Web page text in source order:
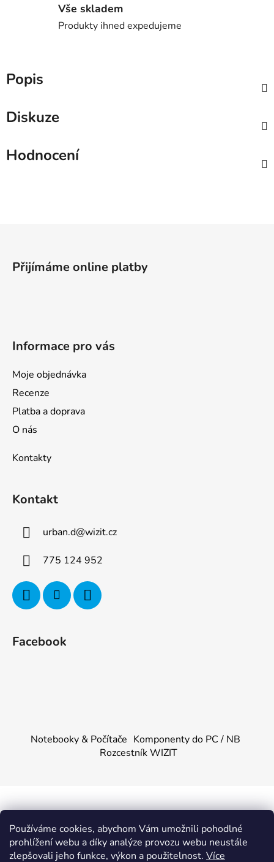
Používáme cookies, abychom Vám umožnili pohodlné
prohlížení webu a díky analýze provozu webu neustále
zlepšovali jeho funkce, výkon a použitelnost. Více
Vše skladem
Produkty ihned expedujeme
Popis
Diskuze
Hodnocení
Přijímáme online platby
Informace pro vás
Moje objednávka
Recenze
Platba a doprava
O nás
Kontakty
Kontakt
urban.d@wizit.cz
775 124 952
Facebook
Notebooky & Počítače Komponenty do PC / NB
Rozcestník WIZIT
Copyright 2026KOMPONENTY.NET / WIZIT.EU
Všechna práva vyhrazena.|Obchodní podmínky|Ochrana
osobních údajů